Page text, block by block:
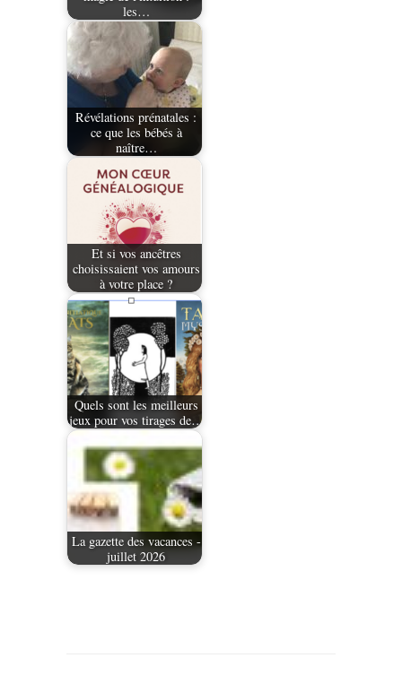
les…
Révélations prénatales :
ce que les bébés à
naître…
Et si vos ancêtres
choisissaient vos amours
à votre place ?
Quels sont les meilleurs
jeux pour vos tirages de…
La gazette des vacances -
juillet 2026